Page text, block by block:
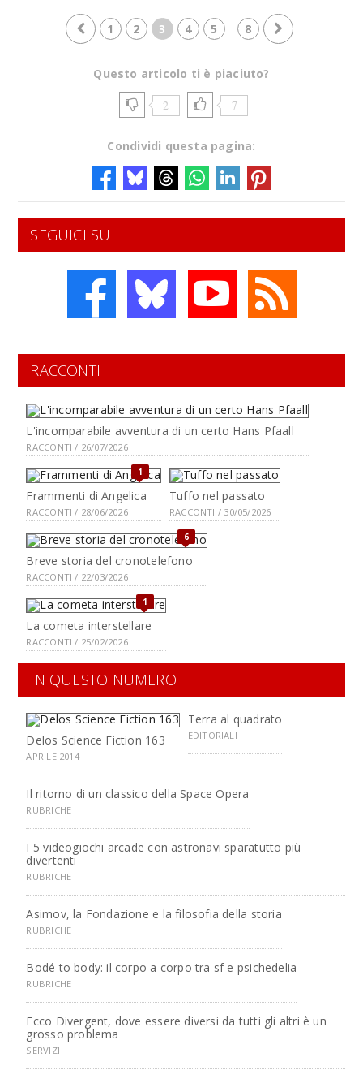
1 2 3 4 5 8
Questo articolo ti è piaciuto?
2 7
Condividi questa pagina:
SEGUICI SU
RACCONTI
L'incomparabile avventura di un certo Hans Pfaall
RACCONTI / 26/07/2026
1
Frammenti di Angelica
RACCONTI / 28/06/2026
Tuffo nel passato
RACCONTI / 30/05/2026
6
Breve storia del cronotelefono
RACCONTI / 22/03/2026
1
La cometa interstellare
RACCONTI / 25/02/2026
IN QUESTO NUMERO
Delos Science Fiction 163
APRILE 2014
Terra al quadrato
EDITORIALI
Il ritorno di un classico della Space Opera
RUBRICHE
I 5 videogiochi arcade con astronavi sparatutto più
divertenti
RUBRICHE
Asimov, la Fondazione e la filosofia della storia
RUBRICHE
Bodé to body: il corpo a corpo tra sf e psichedelia
RUBRICHE
Ecco Divergent, dove essere diversi da tutti gli altri è un
grosso problema
SERVIZI